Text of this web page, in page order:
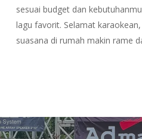
sesuai budget dan
lagu favorit. Selamat
suasana di rumah makin rame